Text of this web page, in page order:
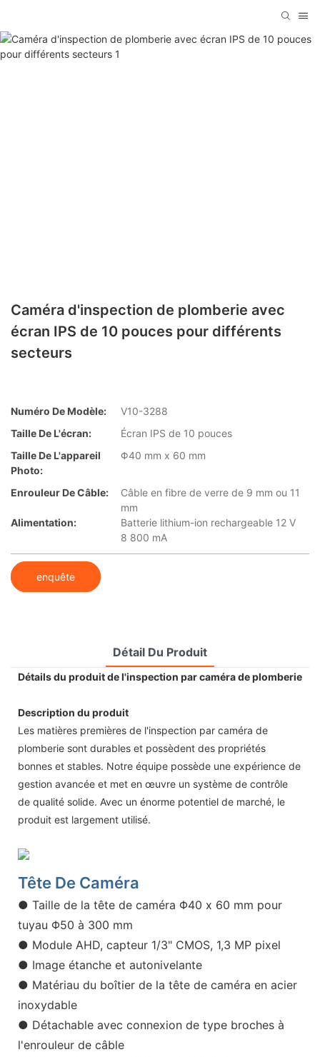
Caméra d'inspection de plomberie avec
écran IPS de 10 pouces pour différents
secteurs
Numéro De Modèle:
V10-3288
Taille De L'écran:
Écran IPS de 10 pouces
Taille De L'appareil
Photo:
Φ40 mm x 60 mm
Enrouleur De Câble:
Câble en fibre de verre de 9 mm ou 11
mm
Alimentation:
Batterie lithium-ion rechargeable 12 V
8 800 mA
enquête
Détail Du Produit
Détails du produit de l'inspection par caméra de plomberie
Description du produit
Les matières premières de l'inspection par caméra de
plomberie sont durables et possèdent des propriétés
bonnes et stables. Notre équipe possède une expérience de
gestion avancée et met en œuvre un système de contrôle
de qualité solide. Avec un énorme potentiel de marché, le
produit est largement utilisé.
Tête De Caméra
● Taille de la tête de caméra Φ40 x 60 mm pour
tuyau Φ50 à 300 mm
● Module AHD, capteur 1/3" CMOS, 1,3 MP pixel
● Image étanche et autonivelante
● Matériau du boîtier de la tête de caméra en acier
inoxydable
● Détachable avec connexion de type broches à
l'enrouleur de câble